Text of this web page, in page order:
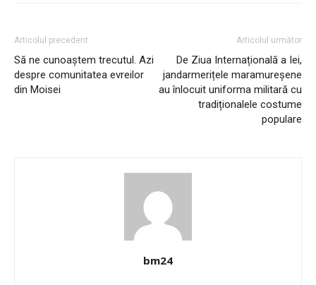
Articolul precedent
Să ne cunoaştem trecutul. Azi
despre comunitatea evreilor
din Moisei
Articolul următor
De Ziua Internațională a Iei,
jandarmerițele maramureșene
au înlocuit uniforma militară cu
tradiționalele costume
populare
bm24